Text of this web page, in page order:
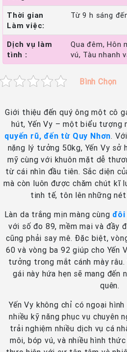
Thời gian
Làm việc:
Từ 9 h sáng
Dịch vụ làm
tình :
Qua đêm, Hôn
vú, Tàu nhanh
Bình Chọn
Giới thiệu đến quý ông một cô
hút, Yến Vy – một biểu tượng
quyến rũ, đến từ Quy Nhơn.
nặng lý tưởng 50kg, Yến Vy sở
mỹ cùng với khuôn mặt dễ
từ cái nhìn đầu tiên. Sắc diện
mà còn luôn được chăm chút kĩ
tinh tế, tôn lên những nét
Làn da trắng mịn màng cùng đôi
với số đo 89, mềm mại và đầy
cũng phải say mê. Đặc biệt,
60 và vòng ba 92 giúp cho Yến
tưởng trong mắt cánh mày
gái này hứa hẹn sẽ mang đến
quên.
Yến Vy không chỉ có ngoại
nhiều kỹ năng phục vụ chuyên
trải nghiệm nhiều dịch vụ cá
môi, bóp vú, và nhiều hình